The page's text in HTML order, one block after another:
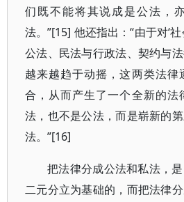
们既不能将其说成是公法，
法。”[15] 他还指出：“由于对‘
公法、民法与行政法、契约与
越来越趋于动摇，这两类法律
合，从而产生了一个全新的法
法，也不是公法，而是崭新的
法。”[16]
把法律分成公法和私法，
二元分立为基础的，而把法律